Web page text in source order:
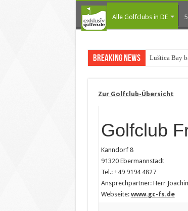
Alle Golfclubs in DE
Breaking News Luštica Bay
Zur Golfclub-Übersicht
Golfclub
Kanndorf 8
91320 Ebermannstadt
Tel.: +49 9194 4827
Ansprechpartner: Herr
Webseite: www.gc-fs.de